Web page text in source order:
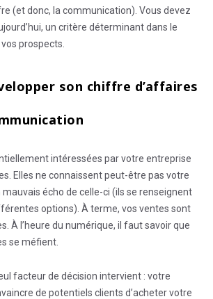
(et donc, la communication). Vous devez
un critère déterminant dans le
prospects.
son chiffre d’affaires
intéressées par votre entreprise
Elles ne connaissent peut-être pas votre
écho de celle-ci (ils se renseignent
options). À terme, vos ventes sont
À l’heure du numérique, il faut savoir que
se méfient.
facteur de décision intervient : votre
de potentiels clients d’acheter votre